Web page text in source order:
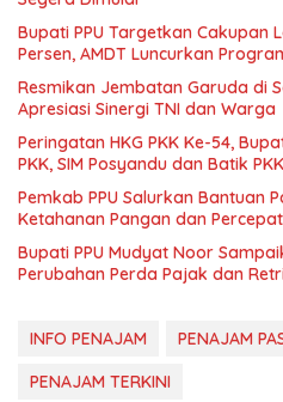
Bupati PPU Targetkan Cakupan
Persen, AMDT Luncurkan
Resmikan Jembatan Garuda di
Apresiasi Sinergi TNI dan Warga
Peringatan HKG PKK Ke-54,
PKK, SIM Posyandu dan Batik PKK
Pemkab PPU Salurkan Bantuan
Ketahanan Pangan dan
Bupati PPU Mudyat Noor
Perubahan Perda Pajak dan
INFO PENAJAM
PENAJAM
PENAJAM TERKINI